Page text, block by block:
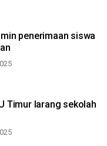
siswa
Timur larang sekolah